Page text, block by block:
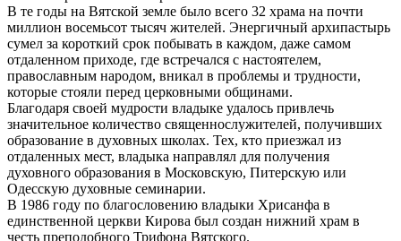
В те годы на Вятской земле было всего 32 храма на почти
миллион восемьсот тысяч жителей. Энергичный архипастырь
сумел за короткий срок побывать в каждом, даже самом
отдаленном приходе, где встречался с настоятелем,
православным народом, вникал в проблемы и трудности,
которые стояли перед церковными общинами.
Благодаря своей мудрости владыке удалось привлечь
значительное количество священнослужителей, получивших
образование в духовных школах. Тех, кто приезжал из
отдаленных мест, владыка направлял для получения
духовного образования в Московскую, Питерскую или
Одесскую духовные семинарии.
В 1986 году по благословению владыки Хрисанфа в
единственной церкви Кирова был создан нижний храм в
честь преподобного Трифона Вятского.